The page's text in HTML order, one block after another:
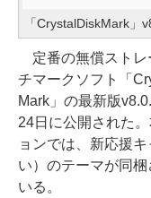
「CrystalDiskMark」
定番の無償ストレ
チマークソフト「
Mark」の最新版
24日に公開された
ョンでは、新応援
い）のテーマが同
いる。